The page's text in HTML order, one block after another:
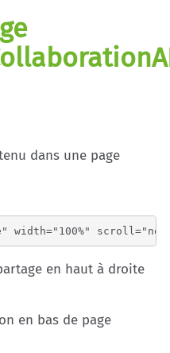
dans une page
en haut à droite
en bas de page